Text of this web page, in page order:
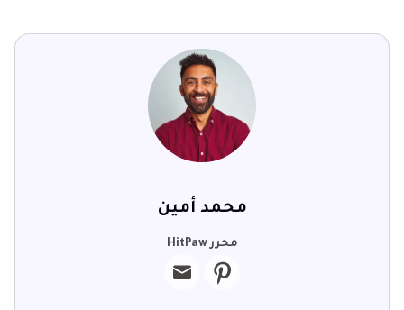
محمد أمين
محرر HitPaw